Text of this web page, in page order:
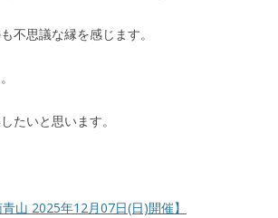
不思議な縁を感じます。
たいと思います。
山 2025年12月07日(日)開催】